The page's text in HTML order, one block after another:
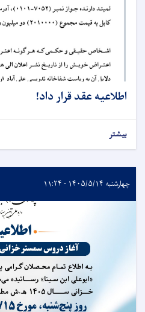
اطلاعیه عقد قرار داد!
بیشتر
چهارشنبه ۱۴۰۵/۵/۱۴ - ۱۱:۲۴